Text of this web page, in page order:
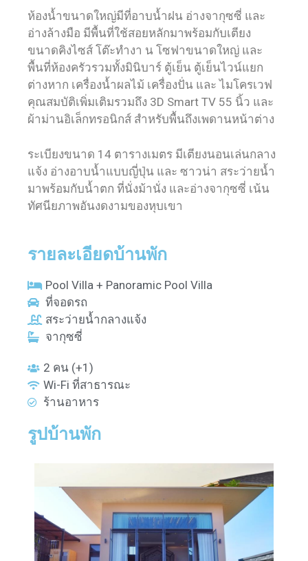
ห้องน้ำขนาดใหญ่มีที่อาบน้ำฝน อ่างจากุซซี่ และ
อ่างล้างมือ มีพื้นที่ใช้สอยหลักมาพร้อมกับเตียง
ขนาดคิงไซส์ โต๊ะทำงา น โซฟาขนาดใหญ่ และ
พื้นที่ห้องครัวรวมทั้งมินิบาร์ ตู้เย็น ตู้เย็นไวน์แยก
ต่างหาก เครื่องน้ำผลไม้ เครื่องปั่น และ ไมโครเวฟ
คุณสมบัติเพิ่มเติมรวมถึง 3D Smart TV 55 นิ้ว และ
ผ้าม่านอิเล็กทรอนิกส์ สำหรับพื้นถึงเพดานหน้าต่าง
ระเบียงขนาด 14 ตารางเมตร มีเตียงนอนเล่นกลาง
แจ้ง อ่างอาบน้ำแบบญี่ปุ่น และ ซาวน่า สระว่ายน้ำ
มาพร้อมกับน้ำตก ที่นั่งม้านั่ง และอ่างจากุซซี่ เน้น
ทัศนียภาพอันงดงามของหุบเขา
รายละเอียดบ้านพัก
Pool Villa + Panoramic Pool Villa
ที่จอดรถ
สระว่ายน้ำกลางแจ้ง
จากุซซี่
2 คน (+1)
Wi-Fi ที่สาธารณะ
ร้านอาหาร
รูปบ้านพัก